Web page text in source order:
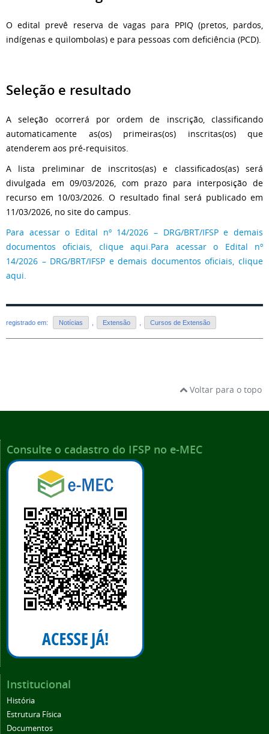
O edital prevê reserva de vagas para PPIQ (pretos, pardos,
indígenas e quilombolas) e para pessoas com deficiência (PCD).
Seleção e resultado
A seleção ocorrerá por ordem de inscrição, classificando
automaticamente as(os) primeiras(os) inscritas(os) que
atenderem aos pré-requisitos.
A lista preliminar de inscritos(as) e classificados(as) será
divulgada em 09/03/2026, com prazo para interposição de
recurso em 10/03/2026. O resultado final será publicado em
11/03/2026, no site do campus.
Para acessar o Edital nº 14/2026 – DRG/BRT/IFSP e demais
documentos oficiais, clique aqui.Para acessar o Edital nº
14/2026 – DRG/BRT/IFSP e demais documentos oficiais, clique
aqui.
registrado em: Notícias Extensão Cursos de Extensão
Voltar para o topo
Consulte o cadastro do IFSP no e-MEC
Institucional
História
Estrutura Física
Documentos